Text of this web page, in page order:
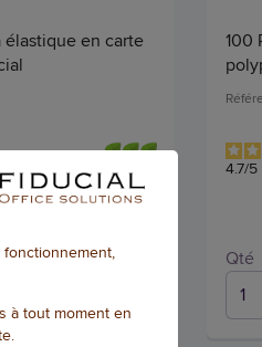
élastique en carte
1,78 € HT
(2,14 € TTC)
100
4.7/5
Qté
à tout moment en